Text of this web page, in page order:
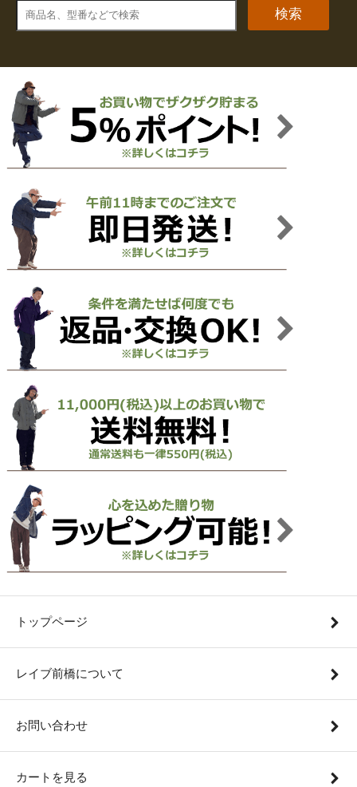
検索
トップページ
レイブ前橋について
お問い合わせ
カートを見る